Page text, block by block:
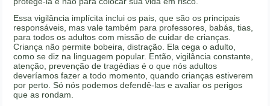
Essa vigilância implícita inclui os pais, que são os principais
responsáveis, mas vale também para professores, babás, tias,
para todos os adultos com missão de cuidar de crianças.
Criança não permite bobeira, distração. Ela cega o adulto,
como se diz na linguagem popular. Então, vigilância constante,
atenção, prevenção de tragédias é o que nós adultos
deveríamos fazer a todo momento, quando crianças estiverem
por perto. Só nós podemos defendê-las e avaliar os perigos
que as rondam.